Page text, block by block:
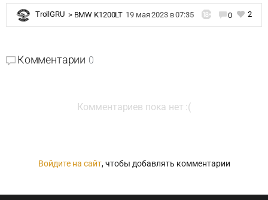
TrollGRU > BMW K1200LT 19 мая 2023 в 07:35 0 2
Комментарии 0
Комментариев пока нет :(
Войдите на сайт, чтобы добавлять комментарии